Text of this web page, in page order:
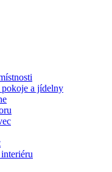
a jídelny